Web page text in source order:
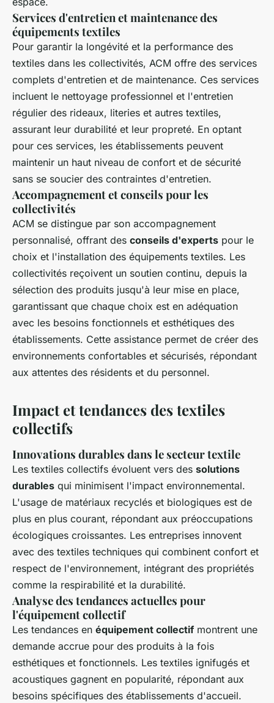
Services d'entretien et maintenance des
équipements textiles
Pour garantir la longévité et la performance des
textiles dans les collectivités, ACM offre des services
complets d'entretien et de maintenance. Ces services
incluent le nettoyage professionnel et l'entretien
régulier des rideaux, literies et autres textiles,
assurant leur durabilité et leur propreté. En optant
pour ces services, les établissements peuvent
maintenir un haut niveau de confort et de sécurité
sans se soucier des contraintes d'entretien.
Accompagnement et conseils pour les
collectivités
ACM se distingue par son accompagnement
personnalisé, offrant des conseils d'experts pour le
choix et l'installation des équipements textiles. Les
collectivités reçoivent un soutien continu, depuis la
sélection des produits jusqu'à leur mise en place,
garantissant que chaque choix est en adéquation
avec les besoins fonctionnels et esthétiques des
établissements. Cette assistance permet de créer des
environnements confortables et sécurisés, répondant
aux attentes des résidents et du personnel.
Impact et tendances des textiles
collectifs
Innovations durables dans le secteur textile
Les textiles collectifs évoluent vers des solutions
durables qui minimisent l'impact environnemental.
L'usage de matériaux recyclés et biologiques est de
plus en plus courant, répondant aux préoccupations
écologiques croissantes. Les entreprises innovent
avec des textiles techniques qui combinent confort et
respect de l'environnement, intégrant des propriétés
comme la respirabilité et la durabilité.
Analyse des tendances actuelles pour
l'équipement collectif
Les tendances en équipement collectif montrent une
demande accrue pour des produits à la fois
esthétiques et fonctionnels. Les textiles ignifugés et
acoustiques gagnent en popularité, répondant aux
besoins spécifiques des établissements d'accueil.